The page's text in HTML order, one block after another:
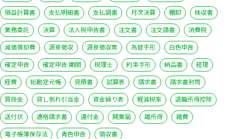
損益計算書
支払明細書 支払調書 月次決算 棚卸
検収書
業務委託
決算 法人税申告書 注文書 注文請書
消費税
減価償却費
源泉徴収 源泉徴収票 為替手形
白色申告
確定申告
確定申告 期間 税理士 約束手形 納品書
経理
経費
総勘定元帳 見積書 試算表 請求書
請求書封筒
買掛金
貸し倒れ引当金 資金繰り表 軽減税率
退職所得控除
送付状
適格請求書 還付金 開業届 雑所得
雑費
電子帳簿保存法
青色申告 領収書